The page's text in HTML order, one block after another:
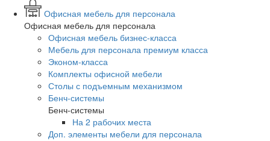
Офисная мебель для персонала
Офисная мебель для персонала
Офисная мебель бизнес-класса
Мебель для персонала премиум класса
Эконом-класса
Комплекты офисной мебели
Столы с подъемным механизмом
Бенч-системы
Бенч-системы
На 2 рабочих места
Доп. элементы мебели для персонала